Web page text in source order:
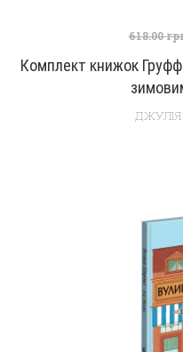
Комплект книжок
618.00